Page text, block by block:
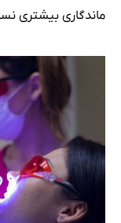
ماندگاری بیشتری